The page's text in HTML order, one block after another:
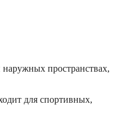
наружных пространствах,
для спортивных,